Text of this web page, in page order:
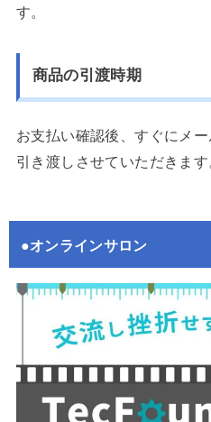
す。
商品の引渡時期
お支払い確認後、すぐにメ
引き渡しさせていただきます
●オンラインサロン